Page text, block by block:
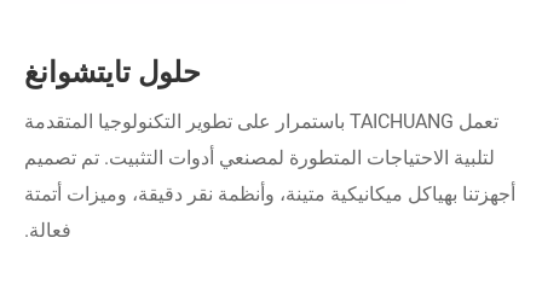
حلول تايتشوانغ
تعمل TAICHUANG باستمرار على تطوير التكنولوجيا المتقدمة
لتلبية الاحتياجات المتطورة لمصنعي أدوات التثبيت. تم تصميم
أجهزتنا بهياكل ميكانيكية متينة، وأنظمة نقر دقيقة، وميزات أتمتة
فعالة.